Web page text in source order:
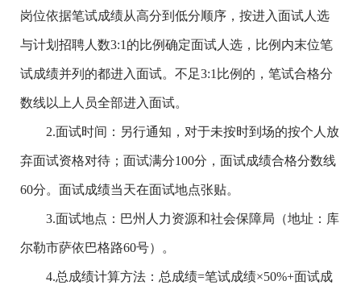
岗位依据笔试成绩从高分到低分顺序，按进入面试人选
与计划招聘人数3:1的比例确定面试人选，比例内末位笔
试成绩并列的都进入面试。不足3:1比例的，笔试合格分
数线以上人员全部进入面试。
2.面试时间：另行通知，对于未按时到场的按个人放
弃面试资格对待；面试满分100分，面试成绩合格分数线
60分。面试成绩当天在面试地点张贴。
3.面试地点：巴州人力资源和社会保障局（地址：库
尔勒市萨依巴格路60号）。
4.总成绩计算方法：总成绩=笔试成绩×50%+面试成